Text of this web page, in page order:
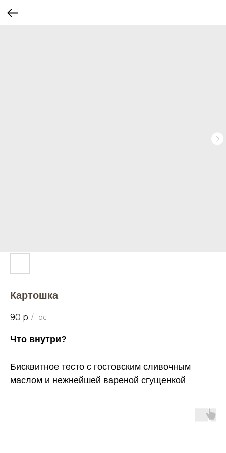
Картошка
90 р. / 1 pc
Что внутри?
Бисквитное тесто с гостовским сливочным
маслом и нежнейшей вареной сгущенкой